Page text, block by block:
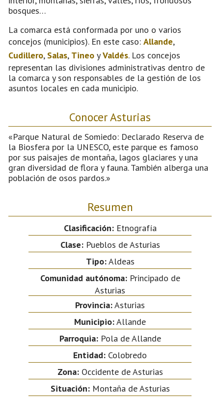
bosques…
La comarca está conformada por uno o varios
concejos (municipios). En este caso: Allande,
Cudillero, Salas, Tineo yValdés. Los concejos
representan las divisiones administrativas dentro de
la comarca y son responsables de la gestión de los
asuntos locales en cada municipio.
Conocer Asturias
«Parque Natural de Somiedo: Declarado Reserva de
la Biosfera por la UNESCO, este parque es famoso
por sus paisajes de montaña, lagos glaciares y una
gran diversidad de flora y fauna. También alberga una
población de osos pardos.»
Resumen
Clasificación:Etnografía
Clase:Pueblos de Asturias
Tipo:Aldeas
Comunidad autónoma:Principado de
Asturias
Provincia:Asturias
Municipio:Allande
Parroquia:Pola de Allande
Entidad: Colobredo
Zona:Occidente de Asturias
Situación:Montaña de Asturias